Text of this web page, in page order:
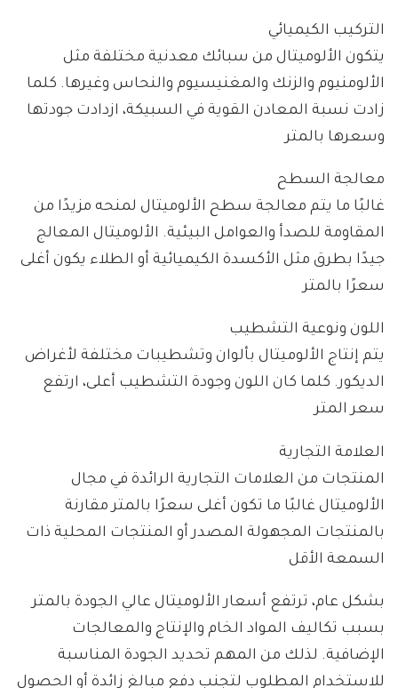
التركيب الكيميائي
يتكون الألوميتال من سبائك معدنية مختلفة مثل
الألومنيوم والزنك والمغنيسيوم والنحاس وغيرها. كلما
زادت نسبة المعادن القوية في السبيكة، ازدادت جودتها
وسعرها بالمتر
معالجة السطح
غالبًا ما يتم معالجة سطح الألوميتال لمنحه مزيدًا من
المقاومة للصدأ والعوامل البيئية. الألوميتال المعالج
جيدًا بطرق مثل الأكسدة الكيميائية أو الطلاء يكون أغلى
سعرًا بالمتر
اللون ونوعية التشطيب
يتم إنتاج الألوميتال بألوان وتشطيبات مختلفة لأغراض
الديكور. كلما كان اللون وجودة التشطيب أعلى، ارتفع
سعر المتر
العلامة التجارية
المنتجات من العلامات التجارية الرائدة في مجال
الألوميتال غالبًا ما تكون أغلى سعرًا بالمتر مقارنة
بالمنتجات المجهولة المصدر أو المنتجات المحلية ذات
السمعة الأقل
بشكل عام، ترتفع أسعار الألوميتال عالي الجودة بالمتر
بسبب تكاليف المواد الخام والإنتاج والمعالجات
الإضافية. لذلك من المهم تحديد الجودة المناسبة
للاستخدام المطلوب لتجنب دفع مبالغ زائدة أو الحصول